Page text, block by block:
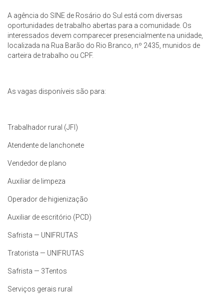
A agência do SINE de Rosário do Sul está com diversas
oportunidades de trabalho abertas para a comunidade. Os
interessados devem comparecer presencialmente na unidade,
localizada na Rua Barão do Rio Branco, nº 2435, munidos de
carteira de trabalho ou CPF.
As vagas disponíveis são para:
Trabalhador rural (JFI)
Atendente de lanchonete
Vendedor de plano
Auxiliar de limpeza
Operador de higienização
Auxiliar de escritório (PCD)
Safrista — UNIFRUTAS
Tratorista — UNIFRUTAS
Safrista — 3Tentos
Serviços gerais rural